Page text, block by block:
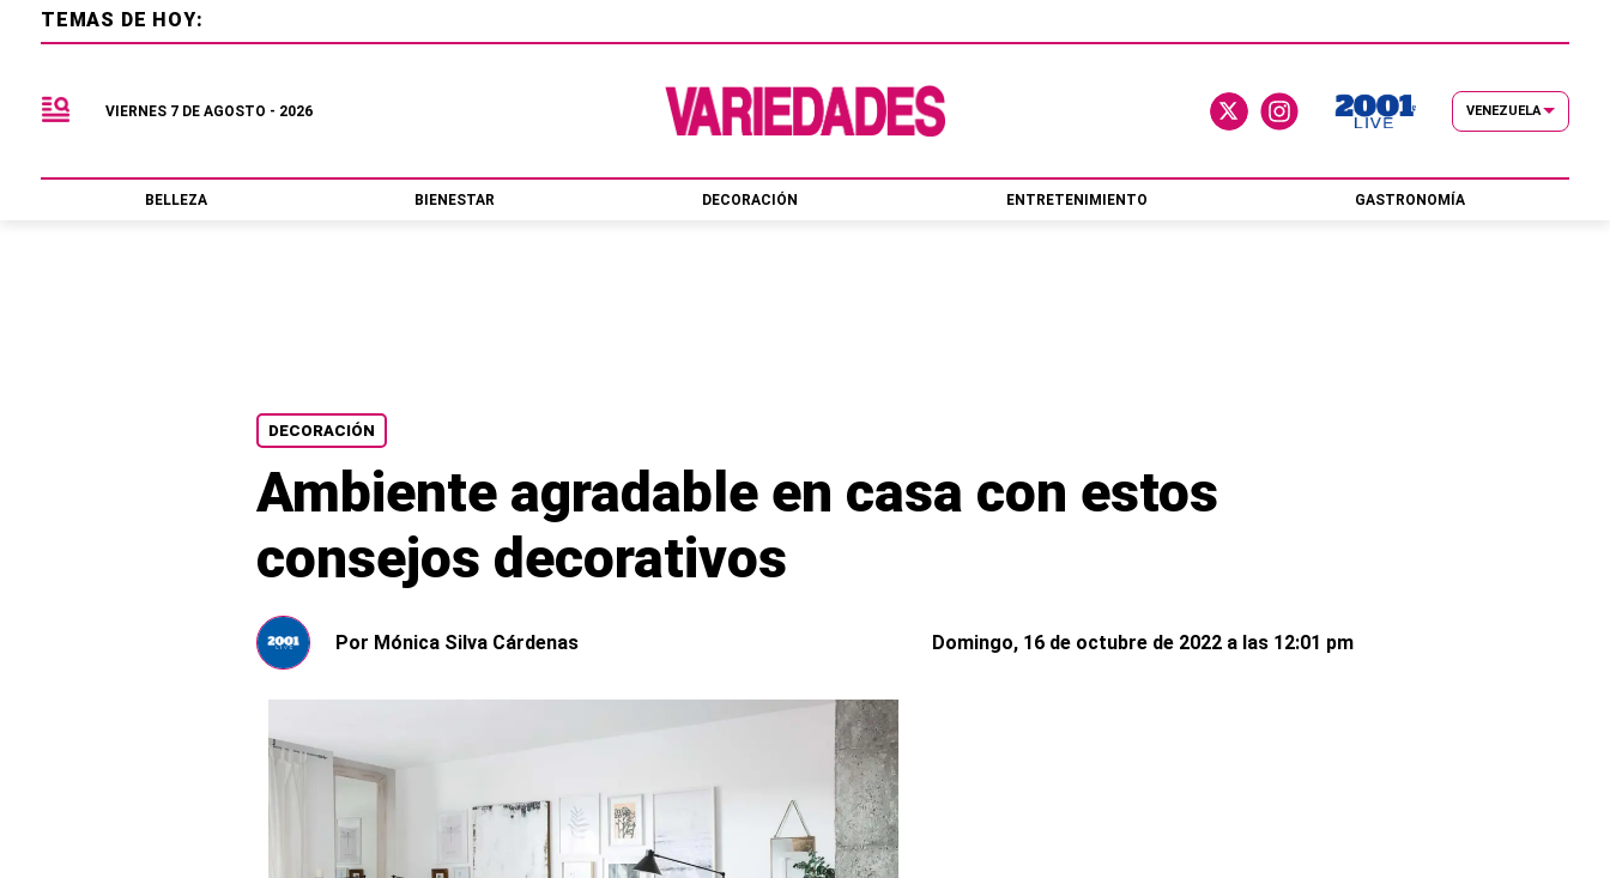
DECORACIÓN
Ambiente agradable en casa con estos
consejos decorativos
Por Mónica Silva Cárdenas Domingo, 16 de octubre de 2022 a las 12:01 pm
TEMAS DE HOY:
VIERNES 7 DE AGOSTO - 2026 VENEZUELA
BELLEZA BIENESTAR DECORACIÓN ENTRETENIMIENTO GASTRONOMÍA